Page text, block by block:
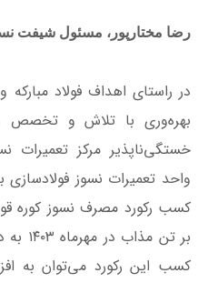
رضا مختارپور، مسئول شیفت
در راستای اهداف فولاد
بهره‌وری با تلاش و تخصص
خستگی‌ناپذیر مرکز
واحد تعمیرات نسوز فولادسازی
بر
کسب این رکورد می‌توان به